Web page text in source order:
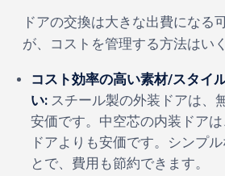
ドアの交換は大きな出費になる
が、コストを管理する方法はい
コスト効率の高い素材/スタイ
い: スチール製の外装ドアは、
安価です。中空芯の内装ドア
ドアよりも安価です。シンプ
とで、費用も節約できます。